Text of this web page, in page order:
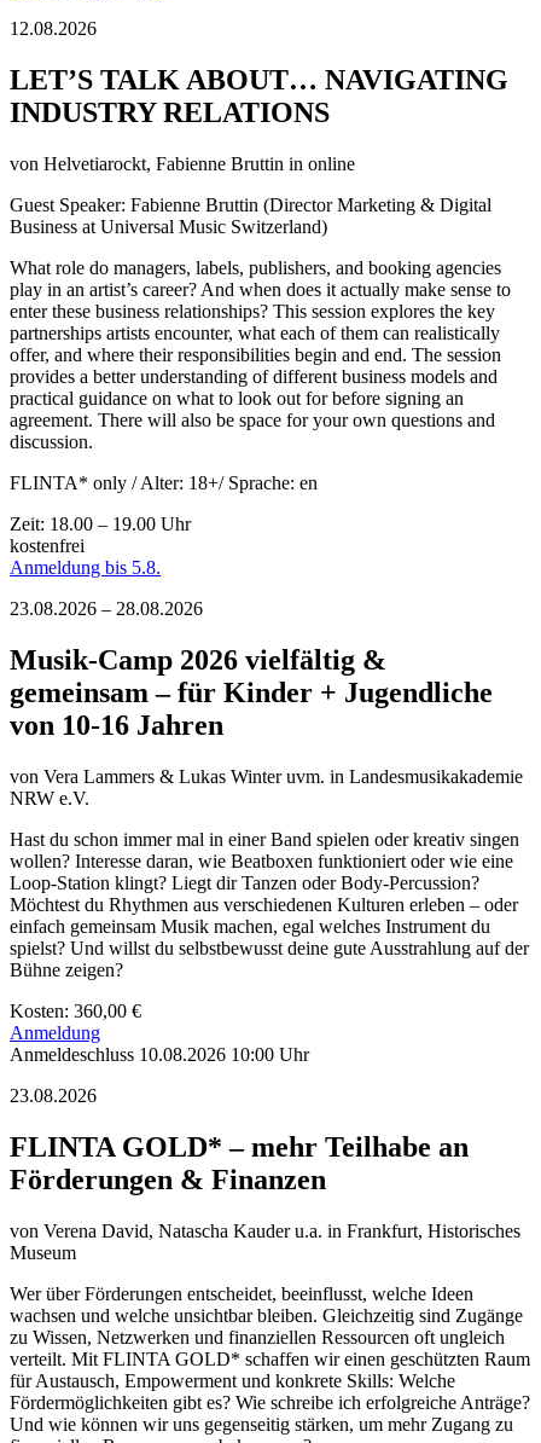
12.08.2026
LET’S TALK ABOUT… NAVIGATING
INDUSTRY RELATIONS
von Helvetiarockt, Fabienne Bruttin in online
Guest Speaker: Fabienne Bruttin (Director Marketing & Digital
Business at Universal Music Switzerland)
What role do managers, labels, publishers, and booking agencies
play in an artist’s career? And when does it actually make sense to
enter these business relationships? This session explores the key
partnerships artists encounter, what each of them can realistically
offer, and where their responsibilities begin and end. The session
provides a better understanding of different business models and
practical guidance on what to look out for before signing an
agreement. There will also be space for your own questions and
discussion.
FLINTA* only / Alter: 18+/ Sprache: en
Zeit: 18.00 – 19.00 Uhr
kostenfrei
Anmeldung bis 5.8.
23.08.2026 – 28.08.2026
Musik-Camp 2026 vielfältig &
gemeinsam – für Kinder + Jugendliche
von 10-16 Jahren
von Vera Lammers & Lukas Winter uvm. in Landesmusikakademie
NRW e.V.
Hast du schon immer mal in einer Band spielen oder kreativ singen
wollen? Interesse daran, wie Beatboxen funktioniert oder wie eine
Loop-Station klingt? Liegt dir Tanzen oder Body-Percussion?
Möchtest du Rhythmen aus verschiedenen Kulturen erleben – oder
einfach gemeinsam Musik machen, egal welches Instrument du
spielst? Und willst du selbstbewusst deine gute Ausstrahlung auf der
Bühne zeigen?
Kosten: 360,00 €
Anmeldung
Anmeldeschluss 10.08.2026 10:00 Uhr
23.08.2026
FLINTA GOLD* – mehr Teilhabe an
Förderungen & Finanzen
von Verena David, Natascha Kauder u.a. in Frankfurt, Historisches
Museum
Wer über Förderungen entscheidet, beeinflusst, welche Ideen
wachsen und welche unsichtbar bleiben. Gleichzeitig sind Zugänge
zu Wissen, Netzwerken und finanziellen Ressourcen oft ungleich
verteilt. Mit FLINTA GOLD* schaffen wir einen geschützten Raum
für Austausch, Empowerment und konkrete Skills: Welche
Fördermöglichkeiten gibt es? Wie schreibe ich erfolgreiche Anträge?
Und wie können wir uns gegenseitig stärken, um mehr Zugang zu